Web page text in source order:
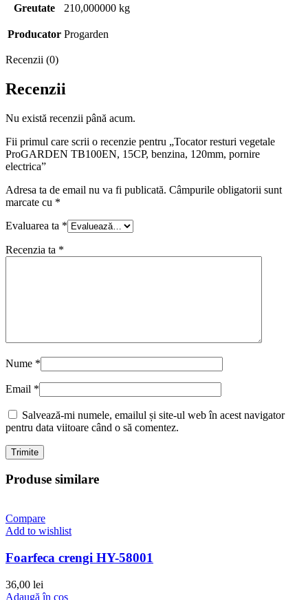
Greutate
210,000000 kg
Producator Progarden
Recenzii (0)
Recenzii
Nu există recenzii până acum.
Fii primul care scrii o recenzie pentru „Tocator resturi vegetale
ProGARDEN TB100EN, 15CP, benzina, 120mm, pornire
electrica”
Adresa ta de email nu va fi publicată. Câmpurile obligatorii sunt
marcate cu *
Evaluarea ta *
Recenzia ta *
Nume *
Email *
Salvează-mi numele, emailul și site-ul web în acest navigator
pentru data viitoare când o să comentez.
Produse similare
Compare
Add to wishlist
Foarfeca crengi HY-58001
36,00 lei
Adaugă în coș